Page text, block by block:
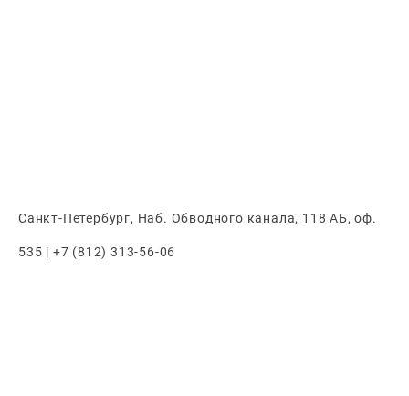
Санкт-Петербург, Наб. Обводного канала, 118 АБ, оф.
535 | +7 (812) 313-56-06